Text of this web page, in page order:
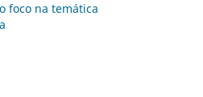
foco na temática